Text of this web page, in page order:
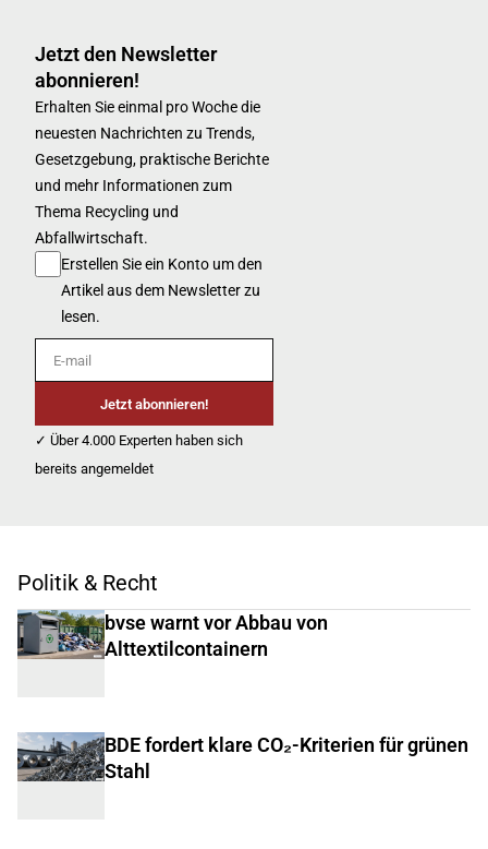
Jetzt den Newsletter
abonnieren!
Erhalten Sie einmal pro Woche die
neuesten Nachrichten zu Trends,
Gesetzgebung, praktische Berichte
und mehr Informationen zum
Thema Recycling und
Abfallwirtschaft.
Erstellen Sie ein Konto um den
Artikel aus dem Newsletter zu
lesen.
E-mail
Jetzt abonnieren!
✓ Über 4.000 Experten haben sich
bereits angemeldet
Politik & Recht
bvse warnt vor Abbau von
Alttextilcontainern
BDE fordert klare CO₂-Kriterien für grünen
Stahl